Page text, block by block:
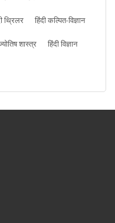
थ्रिलर
हिंदी कल्पित-विज्ञान
शास्त्र
हिंदी विज्ञान